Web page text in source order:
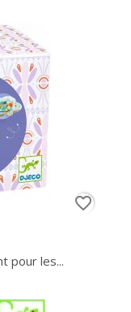
pour les...
favorite_border